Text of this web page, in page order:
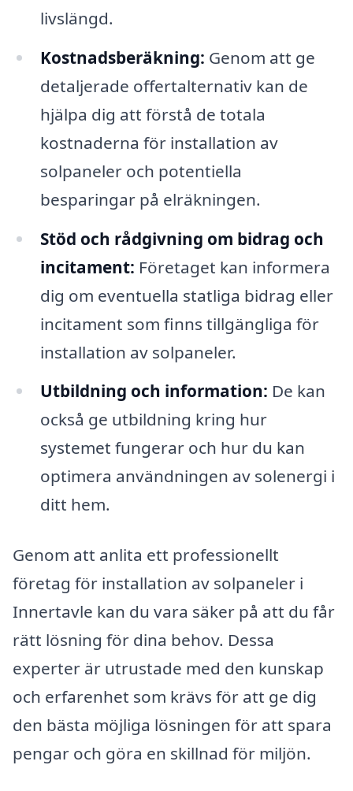
livslängd.
Kostnadsberäkning: Genom att ge
detaljerade offertalternativ kan de
hjälpa dig att förstå de totala
kostnaderna för installation av
solpaneler och potentiella
besparingar på elräkningen.
Stöd och rådgivning om bidrag och
incitament: Företaget kan informera
dig om eventuella statliga bidrag eller
incitament som finns tillgängliga för
installation av solpaneler.
Utbildning och information: De kan
också ge utbildning kring hur
systemet fungerar och hur du kan
optimera användningen av solenergi i
ditt hem.
Genom att anlita ett professionellt
företag för installation av solpaneler i
Innertavle kan du vara säker på att du får
rätt lösning för dina behov. Dessa
experter är utrustade med den kunskap
och erfarenhet som krävs för att ge dig
den bästa möjliga lösningen för att spara
pengar och göra en skillnad för miljön.